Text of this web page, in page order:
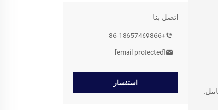
اتصل بنا
+86-18657469866
[email protected]
استفسار